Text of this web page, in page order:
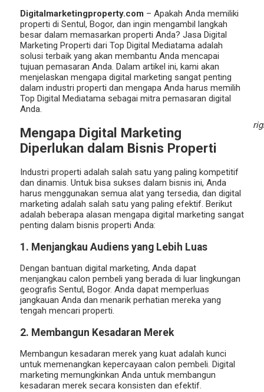
Digitalmarketingproperty.com – Apakah Anda memiliki
properti di Sentul, Bogor, dan ingin mengambil langkah
besar dalam memasarkan properti Anda? Jasa Digital
Marketing Properti dari Top Digital Mediatama adalah
solusi terbaik yang akan membantu Anda mencapai
tujuan pemasaran Anda. Dalam artikel ini, kami akan
menjelaskan mengapa digital marketing sangat penting
dalam industri properti dan mengapa Anda harus memilih
Top Digital Mediatama sebagai mitra pemasaran digital
Anda.
Mengapa Digital Marketing
Diperlukan dalam Bisnis Properti
Industri properti adalah salah satu yang paling kompetitif
dan dinamis. Untuk bisa sukses dalam bisnis ini, Anda
harus menggunakan semua alat yang tersedia, dan digital
marketing adalah salah satu yang paling efektif. Berikut
adalah beberapa alasan mengapa digital marketing sangat
penting dalam bisnis properti Anda:
1. Menjangkau Audiens yang Lebih Luas
Dengan bantuan digital marketing, Anda dapat
menjangkau calon pembeli yang berada di luar lingkungan
geografis Sentul, Bogor. Anda dapat memperluas
jangkauan Anda dan menarik perhatian mereka yang
tengah mencari properti.
2. Membangun Kesadaran Merek
Membangun kesadaran merek yang kuat adalah kunci
untuk memenangkan kepercayaan calon pembeli. Digital
marketing memungkinkan Anda untuk membangun
kesadaran merek secara konsisten dan efektif.